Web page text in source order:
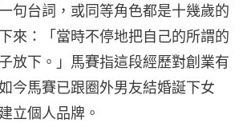
句台詞，或同等角色都是十幾歲的
來：「當時不停地把自己的所謂的
放下。」馬賽指這段經歷對創業有
今馬賽已跟圈外男友結婚誕下女
立個人品牌。